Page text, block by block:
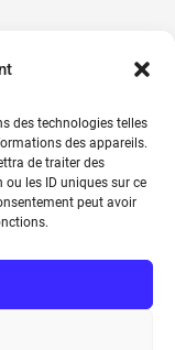
des technologies telles
des appareils.
de traiter des
les ID uniques sur ce
peut avoir
des Technologies
9